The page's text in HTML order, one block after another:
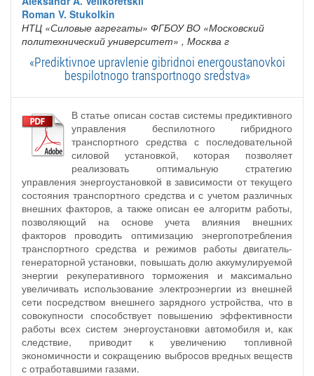
Roman V. Stukolkin
НТЦ «Силовые агрегаты» ФГБОУ ВО «Московский
политехнический университет» , Москва г
«Prediktivnoe upravlenie gibridnoi energoustanovkoi
bespilotnogo transportnogo sredstva»
В статье описан состав системы предиктивного
управления беспилотного гибридного
транспортного средства с последовательной
силовой установкой, которая позволяет
реализовать оптимальную стратегию
управления энергоустановкой в зависимости от текущего
состояния транспортного средства и с учетом различных
внешних факторов, а также описан ее алгоритм работы,
позволяющий на основе учета влияния внешних
факторов проводить оптимизацию энергопотребления
транспортного средства и режимов работы двигатель-
генераторной установки, повышать долю аккумулируемой
энергии рекуперативного торможения и максимально
увеличивать использование электроэнергии из внешней
сети посредством внешнего зарядного устройства, что в
совокупности способствует повышению эффективности
работы всех систем энергоустановки автомобиля и, как
следствие, приводит к увеличению топливной
экономичности и сокращению выбросов вредных веществ
с отработавшими газами.